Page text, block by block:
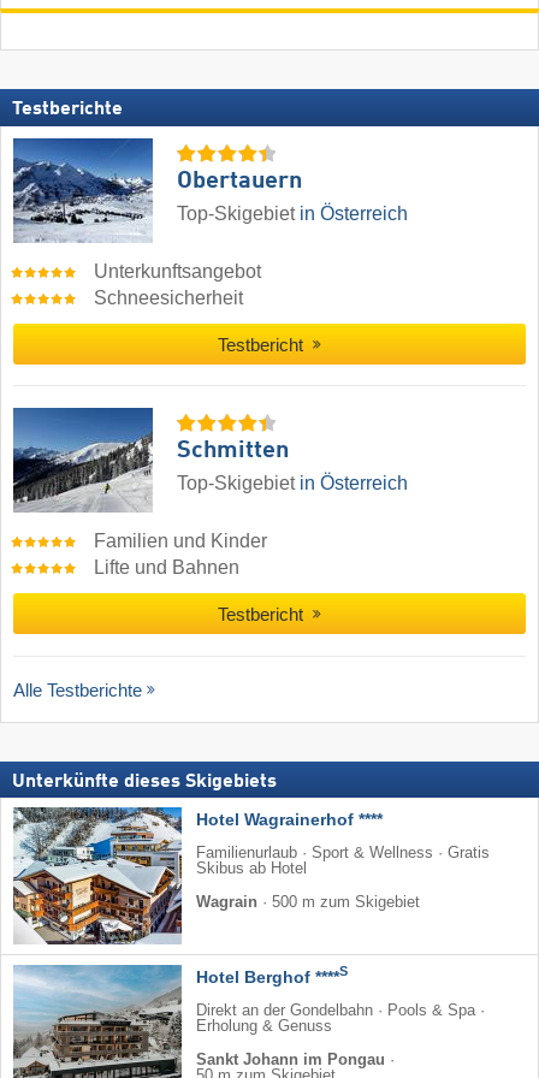
Testberichte
Obertauern
Top-Skigebiet in Österreich
Unterkunftsangebot
Schneesicherheit
Testbericht
Schmitten
Top-Skigebiet in Österreich
Familien und Kinder
Lifte und Bahnen
Testbericht
Alle Testberichte
Unterkünfte dieses Skigebiets
Hotel Wagrainerhof ****
Familienurlaub · Sport & Wellness · Gratis
Skibus ab Hotel
Wagrain · 500 m zum Skigebiet
Hotel Berghof ****S
Direkt an der Gondelbahn · Pools & Spa ·
Erholung & Genuss
Sankt Johann im Pongau ·